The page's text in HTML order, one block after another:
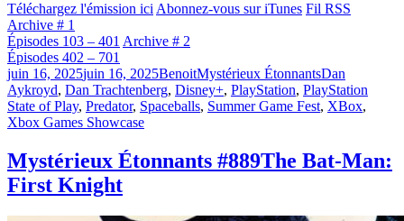
Téléchargez l'émission ici Abonnez-vous sur iTunes Fil RSS
Archive # 1
Épisodes 103 – 401 Archive # 2
Épisodes 402 – 701
Publié
le
juin 16, 2025juin 16, 2025BenoitCatégories
Mystérieux ÉtonnantsÉtiquettes
Dan
Aykroyd, Dan Trachtenberg, Disney+, PlayStation, PlayStation
State of Play, Predator, Spaceballs, Summer Game Fest, XBox,
Xbox Games Showcase
Mystérieux Étonnants #889The Bat-Man:
First Knight